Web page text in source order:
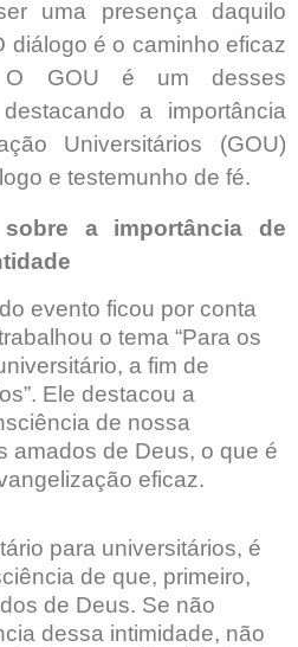
uma presença daquilo
diálogo é o caminho eficaz
O GOU é um desses
a importância
Universitários (GOU)
e testemunho de fé.
a importância de
evento ficou por conta
o tema “Para os
a fim de
Ele destacou a
de nossa
amados de Deus, o que é
eficaz.
para universitários, é
de que, primeiro,
de Deus. Se não
dessa intimidade, não